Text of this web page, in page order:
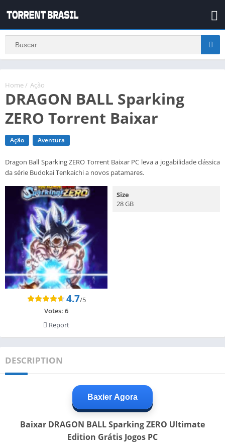
Home / Ação
DRAGON BALL Sparking
ZERO Torrent Baixar
Ação Aventura
Dragon Ball Sparking ZERO Torrent Baixar PC leva a jogabilidade clássica
da série Budokai Tenkaichi a novos patamares.
4.7/5
Votes: 6
Report
Size
28 GB
DESCRIPTION
Baxier Agora
Baixar DRAGON BALL Sparking ZERO Ultimate
Edition Grátis Jogos PC